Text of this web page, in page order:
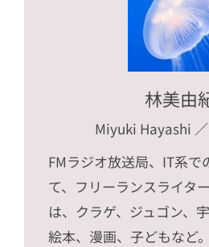
林美由
Miyuki Hayashi
FMラジオ放送局、IT系で
て、フリーランスライタ
は、クラゲ、ジュゴン、
絵本、漫画、子どもなど